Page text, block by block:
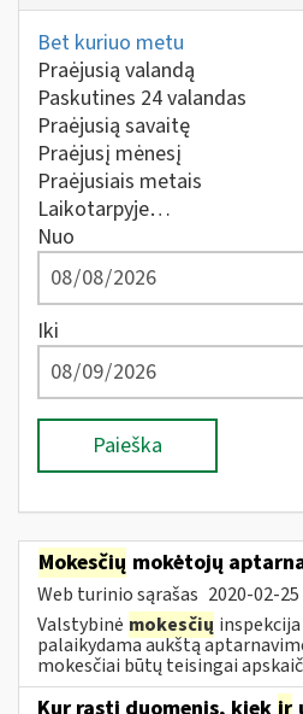
Bet kuriuo metu
Praėjusią valandą
Paskutines 24 valandas
Praėjusią savaitę
Praėjusį mėnesį
Praėjusiais metais
Laikotarpyje…
Nuo
Iki
Paieška
Mokesčių mokėtojų
Web turinio sąrašas 2020-02-25
Valstybinė mokesčių
palaikydama aukštą
mokesčiai būtų teisingai
Kur rasti duomenis, kiek ir